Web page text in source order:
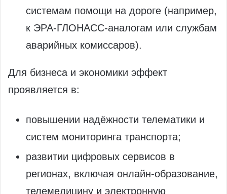
системам помощи на дороге (например,
к ЭРА‑ГЛОНАСС‑аналогам или службам
аварийных комиссаров).
Для бизнеса и экономики эффект
проявляется в:
повышении надёжности телематики и
систем мониторинга транспорта;
развитии цифровых сервисов в
регионах, включая онлайн‑образование,
телемедицину и электронную